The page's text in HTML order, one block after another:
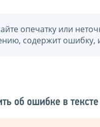
опечатку или
содержит
об ошибке в тексте